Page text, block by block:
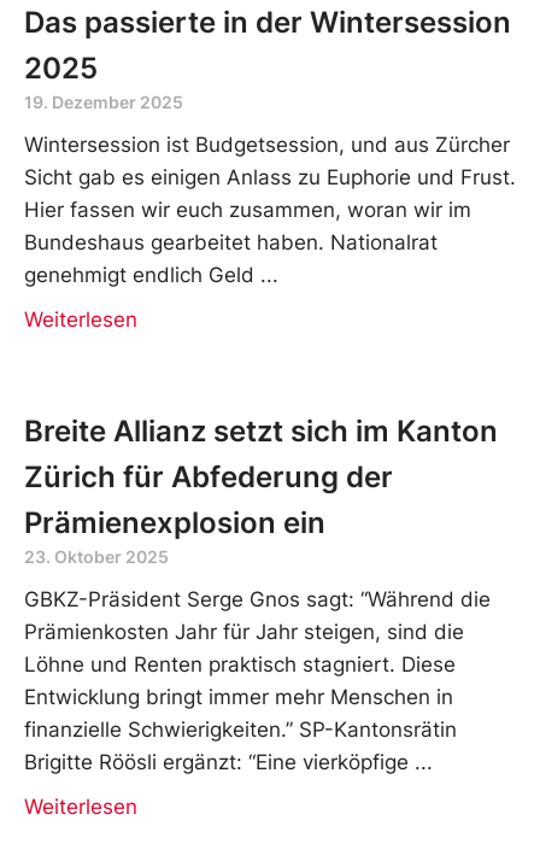
Das passierte in der Wintersession
2025
19. Dezember 2025
Wintersession ist Budgetsession, und aus Zürcher
Sicht gab es einigen Anlass zu Euphorie und Frust.
Hier fassen wir euch zusammen, woran wir im
Bundeshaus gearbeitet haben. Nationalrat
genehmigt endlich Geld
Weiterlesen
Breite Allianz setzt sich im Kanton
Zürich für Abfederung der
Prämienexplosion ein
23. Oktober 2025
GBKZ-Präsident Serge Gnos sagt: “Während die
Prämienkosten Jahr für Jahr steigen, sind die
Löhne und Renten praktisch stagniert. Diese
Entwicklung bringt immer mehr Menschen in
finanzielle Schwierigkeiten.” SP-Kantonsrätin
Brigitte Röösli ergänzt: “Eine vierköpfige
Weiterlesen